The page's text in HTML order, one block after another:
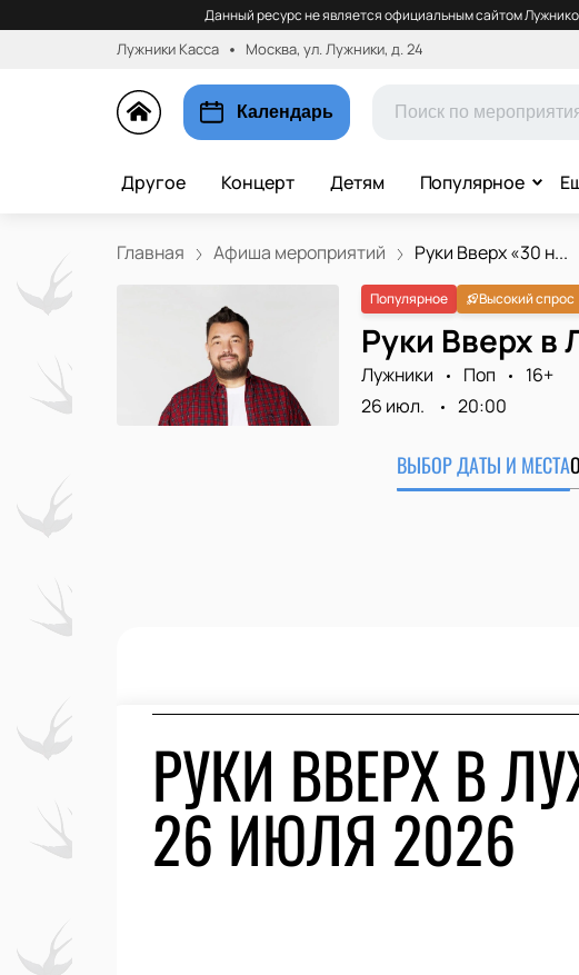
Данный ресурс не является официальным сайтом
Лужники Касса Москва, ул. Лужники, д. 24
Календарь
Другое Концерт Детям Популярное
Главная Афиша мероприятий Руки Вверх «30 н...
Популярное Высокий спрос
Руки Вверх в
Лужники Поп
16+
26 июл.
20:00
ВЫБОР ДАТЫ И МЕСТА
РУКИ ВВЕРХ В
26 ИЮЛЯ 2026